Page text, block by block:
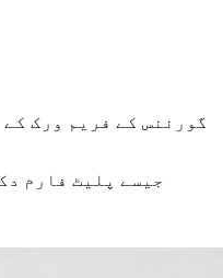
گورننس کے فریم ورک